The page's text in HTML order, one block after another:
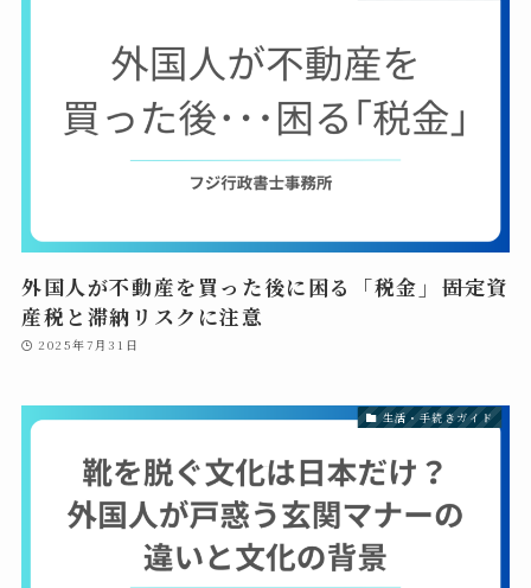
外国人が不動産を買った後に困る「税金」――固定資
産税と滞納リスクに注意
2025年7月31日
生活・手続きガイド